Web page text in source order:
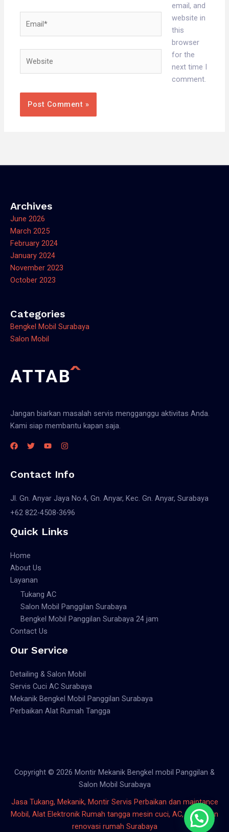
email, and
website in
this
browser
for the
next time I
comment.
Archives
June 2026
March 2025
February 2024
January 2024
November 2023
October 2023
Categories
Bengkel Mobil Surabaya
Salon Mobil
Jangan biarkan masalah servis mengganggu aktivitas Anda.
Kami siap membantu kapan saja.
Contact Info
Jl. Gn. Anyar Jaya No.4, Gn. Anyar, Kec. Gn. Anyar, Surabaya
+62 822-4508-3696
Quick Links
Home
About Us
Layanan
Tukang AC
Salon Mobil Panggilan Surabaya
Bengkel Mobil Panggilan Surabaya 24 jam
Contact Us
Our Service
Detailing & Salon Mobil
Servis Cuci AC Surabaya
Mekanik Bengkel Mobil Panggilan Surabaya
Perbaikan Alat Rumah Tangga
Copyright © 2026 Montir Mekanik Bengkel mobil Panggilan &
Salon Mobil Surabaya
Jasa Tukang, Mekanik, Montir Servis Perbaikan dan maintance
Mobil, Alat Elektronik Rumah tangga mesin cuci, AC, bangunan
renovasi rumah Surabaya